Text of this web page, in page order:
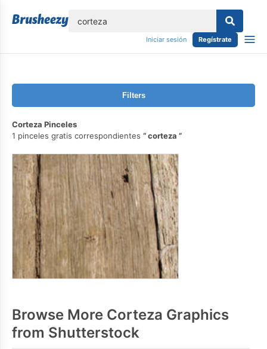
Iniciar sesión Regístrate
Filters
Corteza Pinceles
1 pinceles gratis correspondientes
corteza
Browse More Corteza Graphics
from Shutterstock